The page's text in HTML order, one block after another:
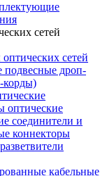
сетей
сетей
подвесные дроп-
корды)
оптические
соединители и
коннекторы
кабельные